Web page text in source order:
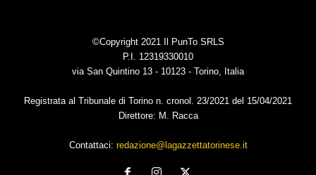
©Copyright 2021 Il PunTo SRLS
P.I. 12319330010
via San Quintino 13 - 10123 - Torino, Italia
Registrata al Tribunale di Torino n. cronol. 23/2021 del 15/04/2021
Direttore: M. Racca
Contattaci: redazione@lagazzettatorinese.it